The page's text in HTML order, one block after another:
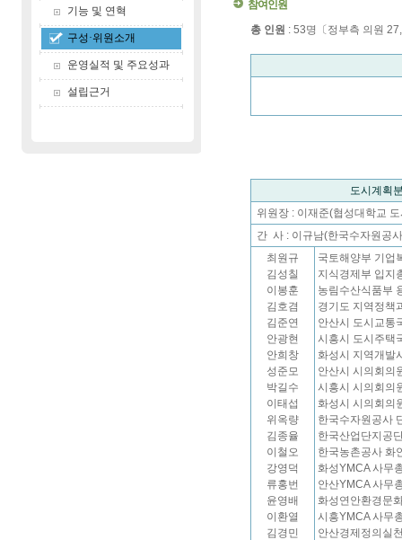
기능 및 연혁
구성·위원소개
운영실적 및 주요성과
설립근거
참여인원
총 인원 : 53명〔정부측 의원
도시계획
위원장 : 이재준(협성대학교
간 사 : 이규남(한국수자원공
최원규
김성칠
이봉훈
김호겸
김준연
안광현
안희창
성준모
박길수
이태섭
위옥량
김종율
이철오
강영덕
류홍번
윤영배
이환열
김경민
국토해양부 기업
지식경제부 입지
농림수산식품부
경기도 지역정책
안산시 도시교통
시흥시 도시주택
화성시 지역개발
안산시 시의회의
시흥시 시의회의
화성시 시의회의
한국수자원공사
한국산업단지공
한국농촌공사 화
화성YMCA 사무
안산YMCA 사무
화성연안환경문
시흥YMCA 사무
안산경제정의실